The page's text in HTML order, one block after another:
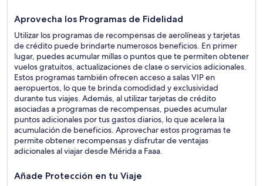
Aprovecha los Programas de Fidelidad
Utilizar los programas de recompensas de aerolíneas y tarjetas
de crédito puede brindarte numerosos beneficios. En primer
lugar, puedes acumular millas o puntos que te permiten obtener
vuelos gratuitos, actualizaciones de clase o servicios adicionales.
Estos programas también ofrecen acceso a salas VIP en
aeropuertos, lo que te brinda comodidad y exclusividad
durante tus viajes. Además, al utilizar tarjetas de crédito
asociadas a programas de recompensas, puedes acumular
puntos adicionales por tus gastos diarios, lo que acelera la
acumulación de beneficios. Aprovechar estos programas te
permite obtener recompensas y disfrutar de ventajas
adicionales al viajar desde Mérida a Faaa.
Añade Protección en tu Viaje